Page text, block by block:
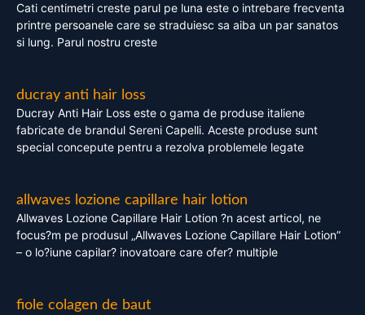
Cati centimetri creste parul pe luna este o intrebare frecventa
printre persoanele care se straduiesc sa aiba un par sanatos
si lung. Parul nostru creste
ducray anti hair loss
Ducray Anti Hair Loss este o gama de produse italiene
fabricate de brandul Sereni Capelli. Aceste produse sunt
special concepute pentru a rezolva problemele legate
allwaves lozione capillare hair lotion
Allwaves Lozione Capillare Hair Lotion ?n acest articol, ne
focus?m pe produsul „Allwaves Lozione Capillare Hair Lotion”
– o lo?iune capilar? inovatoare care ofer? multiple
fiole colagen de baut